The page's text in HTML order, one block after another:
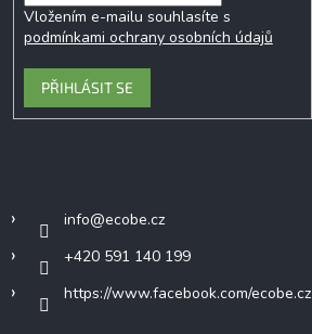
Vložením e-mailu souhlasíte s
podmínkami ochrany osobních údajů
PŘIHLÁSIT SE
info@ecobe.cz
+420 591 140 199
https://www.facebook.com/ecobe.cz